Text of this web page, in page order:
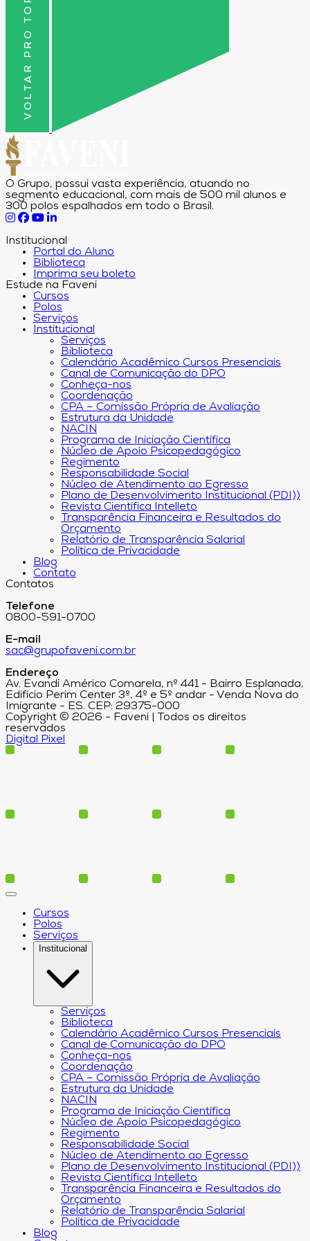
VOLTAR PRO TOPO
O Grupo, possui vasta experiência, atuando no
segmento educacional, com mais de 500 mil alunos e
300 polos espalhados em todo o Brasil.
Institucional
Portal do Aluno
Biblioteca
Imprima seu boleto
Estude na Faveni
Cursos
Polos
Serviços
Institucional
Serviços
Biblioteca
Calendário Acadêmico Cursos Presenciais
Canal de Comunicação do DPO
Conheça-nos
Coordenação
CPA – Comissão Própria de Avaliação
Estrutura da Unidade
NACIN
Programa de Iniciação Científica
Núcleo de Apoio Psicopedagógico
Regimento
Responsabilidade Social
Núcleo de Atendimento ao Egresso
Plano de Desenvolvimento Institucional (PDI))
Revista Científica Intelleto
Transparência Financeira e Resultados do
Orçamento
Relatório de Transparência Salarial
Política de Privacidade
Blog
Contato
Contatos
Telefone
0800-591-0700
E-mail
sac@grupofaveni.com.br
Endereço
Av. Evandi Américo Comarela, nº 441 - Bairro Esplanada,
Edifício Perim Center 3º, 4º e 5º andar - Venda Nova do
Imigrante - ES. CEP: 29375-000
Copyright © 2026 - Faveni | Todos os direitos
reservados
Digital Pixel
Cursos
Polos
Serviços
Institucional
Serviços
Biblioteca
Calendário Acadêmico Cursos Presenciais
Canal de Comunicação do DPO
Conheça-nos
Coordenação
CPA – Comissão Própria de Avaliação
Estrutura da Unidade
NACIN
Programa de Iniciação Científica
Núcleo de Apoio Psicopedagógico
Regimento
Responsabilidade Social
Núcleo de Atendimento ao Egresso
Plano de Desenvolvimento Institucional (PDI))
Revista Científica Intelleto
Transparência Financeira e Resultados do
Orçamento
Relatório de Transparência Salarial
Política de Privacidade
Blog